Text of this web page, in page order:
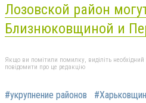
Лозовской район
Близнюковщиной и
Якщо ви помітили помилку, виділіть необхідний
повідомити про це редакцію
#укрупнение районов